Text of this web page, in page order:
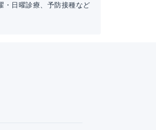
・日曜診療、予防接種など